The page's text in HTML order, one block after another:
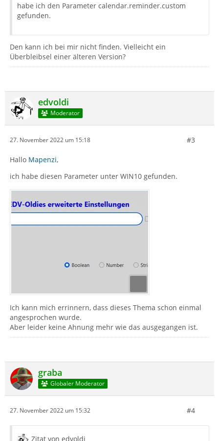
habe ich den Parameter calendar.reminder.custom
gefunden.
Den kann ich bei mir nicht finden. Vielleicht ein
Überbleibsel einer älteren Version?
edvoldi
Moderator
27. November 2022 um 15:18 #3
Hallo Mapenzi,
ich habe diesen Parameter unter WIN10 gefunden.
Ich kann mich errinnern, dass dieses Thema schon einmal
angesprochen wurde.
Aber leider keine Ahnung mehr wie das ausgegangen ist.
graba
Globaler Moderator
27. November 2022 um 15:32 #4
Zitat von edvoldi